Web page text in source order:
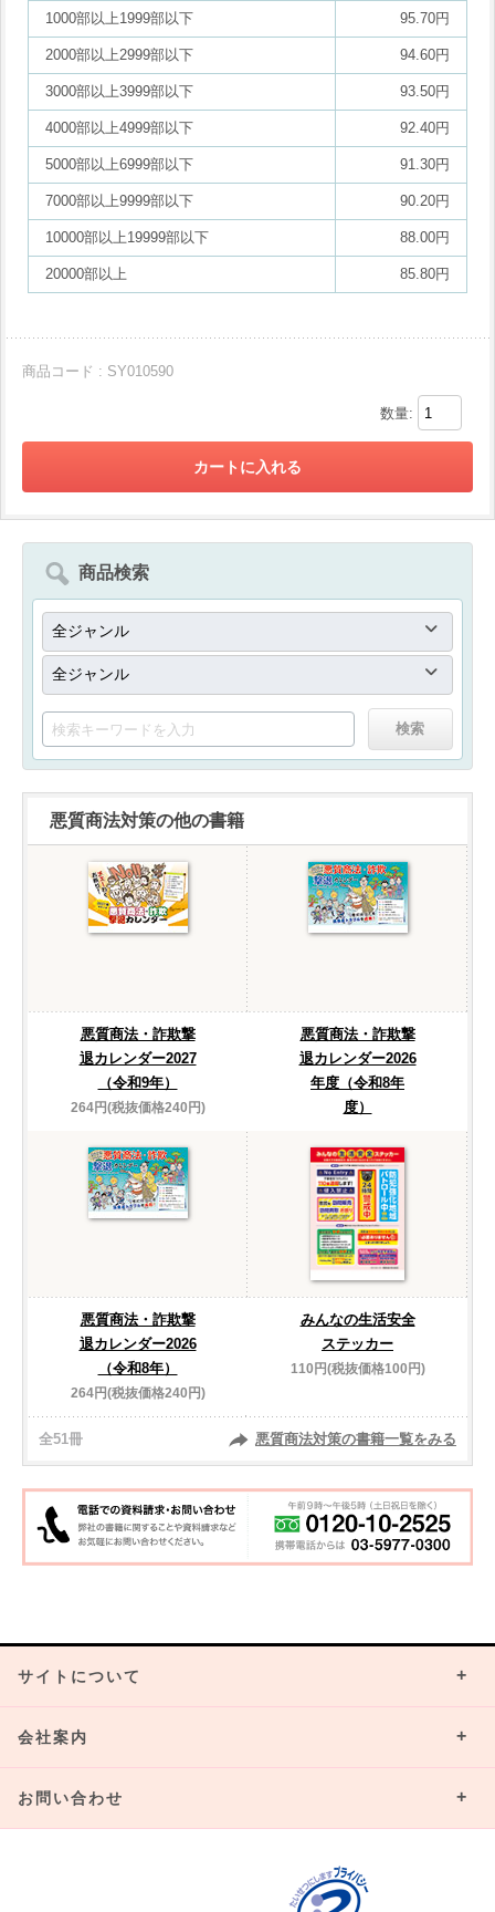
1000部以上1999部以下 95.70円
2000部以上2999部以下 94.60円
3000部以上3999部以下 93.50円
4000部以上4999部以下 92.40円
5000部以上6999部以下 91.30円
7000部以上9999部以下 90.20円
10000部以上19999部以下 88.00円
20000部以上 85.80円
商品コード : SY010590
数量:
商品検索
悪質商法対策の他の書籍
悪質商法・詐欺撃
退カレンダー2027
（令和9年）
264円(税抜価格240円)
悪質商法・詐欺撃
退カレンダー2026
年度（令和8年
度）
悪質商法・詐欺撃
退カレンダー2026
（令和8年）
264円(税抜価格240円)
みんなの生活安全
ステッカー
110円(税抜価格100円)
全51冊 悪質商法対策の書籍一覧をみる
サイトについて
会社案内
お問い合わせ